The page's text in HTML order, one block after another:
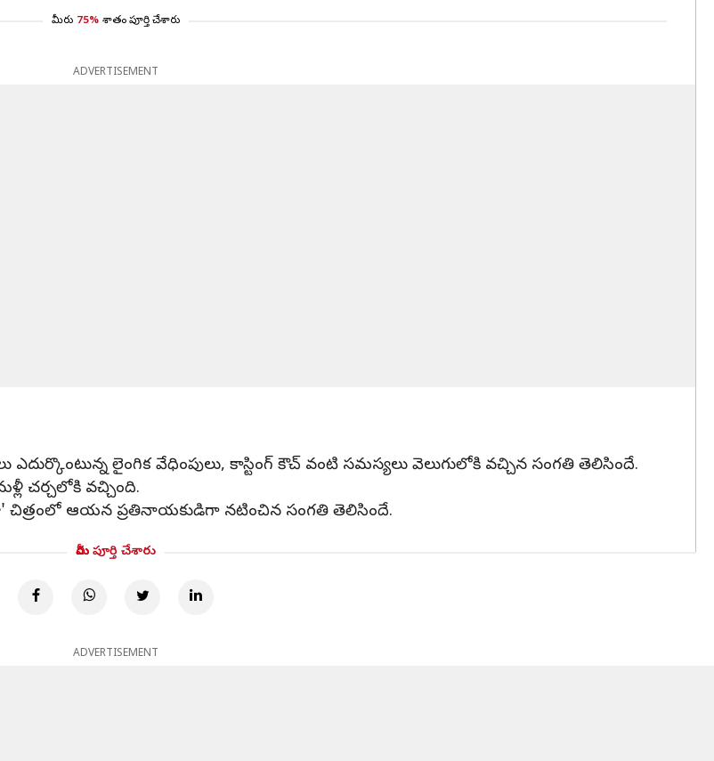
మీరు 75% శాతం పూర్తి చేశారు
ADVERTISEMENT
లైంగిక వేధింపులు, కాస్టింగ్ కౌచ్‌ వంటి సమస్యలు వెలుగులోకి వచ్చిన సంగతి తెలిసిందే.
చర్చలోకి వచ్చింది.
ఆయన ప్రతినాయకుడిగా నటించిన సంగతి తెలిసిందే.
మీరు పూర్తి చేశారు
ADVERTISEMENT